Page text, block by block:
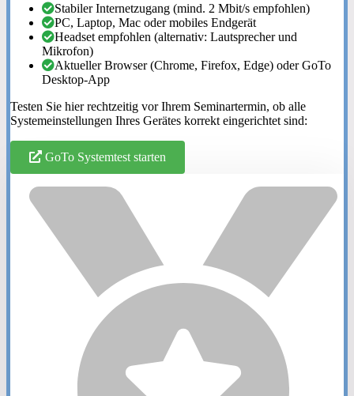
Stabiler Internetzugang (mind. 2 Mbit/s empfohlen)
PC, Laptop, Mac oder mobiles Endgerät
Headset empfohlen (alternativ: Lautsprecher und
Mikrofon)
Aktueller Browser (Chrome, Firefox, Edge) oder GoTo
Desktop-App
Testen Sie hier rechtzeitig vor Ihrem Seminartermin, ob alle
Systemeinstellungen Ihres Gerätes korrekt eingerichtet sind:
GoTo Systemtest starten